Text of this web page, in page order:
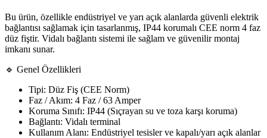
Bu ürün, özellikle endüstriyel ve yarı açık alanlarda güvenli elektrik
bağlantısı sağlamak için tasarlanmış, IP44 korumalı CEE norm 4 faz
düz fiştir. Vidalı bağlantı sistemi ile sağlam ve güvenilir montaj
imkanı sunar.
🔹 Genel Özellikleri
Tipi: Düz Fiş (CEE Norm)
Faz / Akım: 4 Faz / 63 Amper
Koruma Sınıfı: IP44 (Sıçrayan su ve toza karşı koruma)
Bağlantı: Vidalı terminal
Kullanım Alanı: Endüstriyel tesisler ve kapalı/yarı açık alanlar